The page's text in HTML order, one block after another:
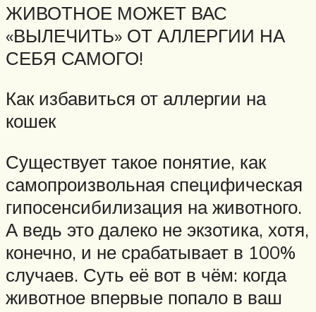
ЖИВОТНОЕ МОЖЕТ ВАС
«ВЫЛЕЧИТЬ» ОТ АЛЛЕРГИИ НА
СЕБЯ САМОГО!
Как избавиться от аллергии на
кошек
Существует такое понятие, как
самопроизвольная специфическая
гипосенсибилизация на животного.
А ведь это далеко не экзотика, хотя,
конечно, и не срабатывает в 100%
случаев. Суть её вот в чём: когда
животное впервые попало в ваш